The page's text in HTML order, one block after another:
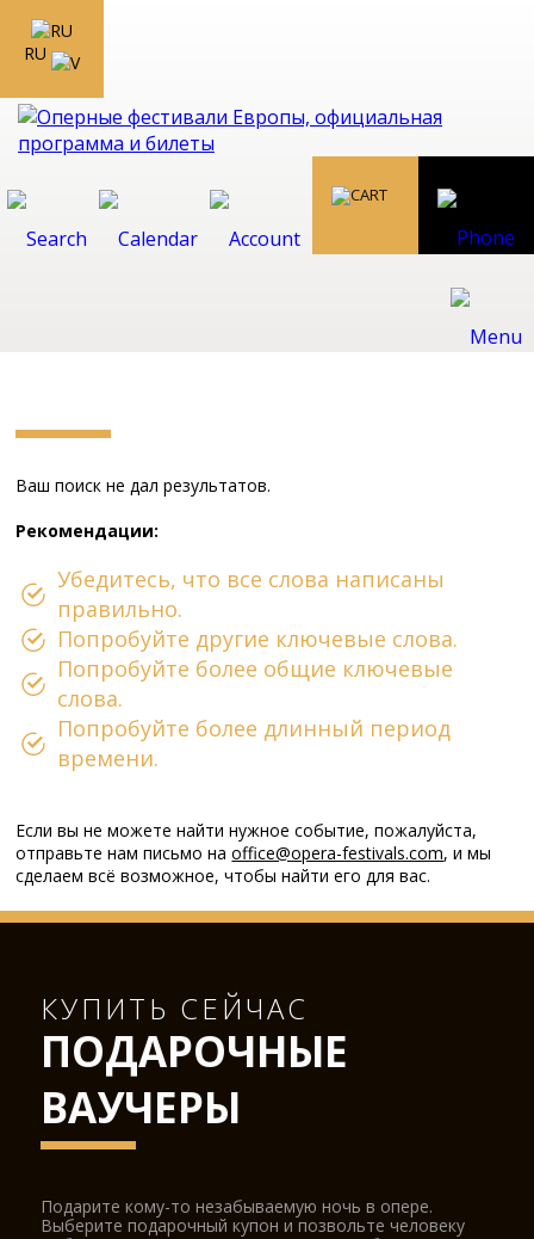
RU
Ваш поиск не дал результатов.
Рекомендации:
Убедитесь, что все слова написаны
правильно.
Попробуйте другие ключевые слова.
Попробуйте более общие ключевые
слова.
Попробуйте более длинный период
времени.
Если вы не можете найти нужное событие, пожалуйста,
отправьте нам письмо наoffice@opera-festivals.com, и мы
сделаем всё возможное, чтобы найти его для вас.
КУПИТЬ СЕЙЧАС
ПОДАРОЧНЫЕ
ВАУЧЕРЫ
Подарите кому-то незабываемую ночь в опере.
Выберите подарочный купон и позвольте человеку